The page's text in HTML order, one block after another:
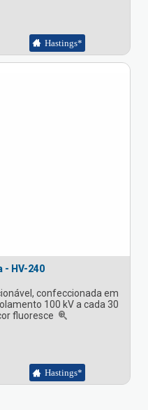
Hastings*
- HV-240
confeccionada em
100 kV a cada 30
fluoresce
Hastings*